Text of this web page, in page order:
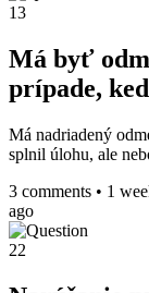
13
Má byť
prípade,
Má nadriadený
splnil úlohu, ale
3 comments • 1
ago
22